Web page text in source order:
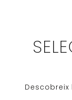
Descobreix